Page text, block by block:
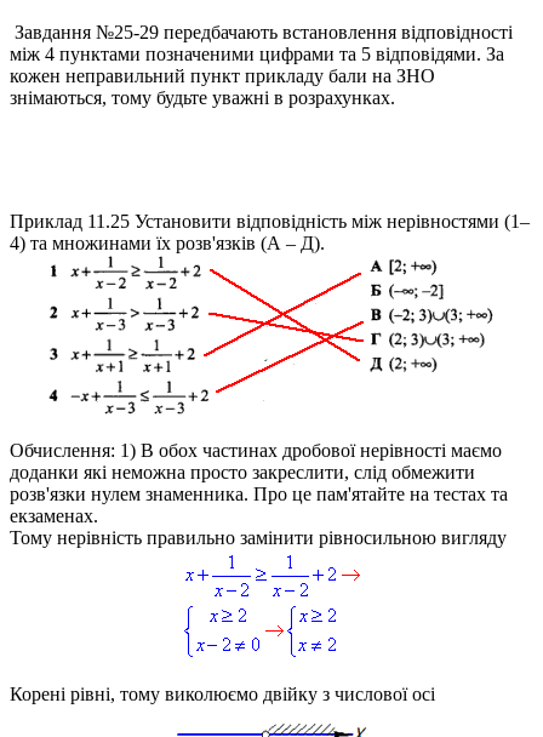
Завдання №25-29 передбачають встановлення відповідності
між 4 пунктами позначеними цифрами та 5 відповідями. За
кожен неправильний пункт прикладу бали на ЗНО
знімаються, тому будьте уважні в розрахунках.
Приклад 11.25 Установити відповідність між нерівностями (1–
4) та множинами їх розв'язків (А – Д).
Обчислення: 1) В обох частинах дробової нерівності маємо
доданки які неможна просто закреслити, слід обмежити
розв'язки нулем знаменника. Про це пам'ятайте на тестах та
екзаменах.
Тому нерівність правильно замінити рівносильною вигляду
Корені рівні, тому виколюємо двійку з числової осі